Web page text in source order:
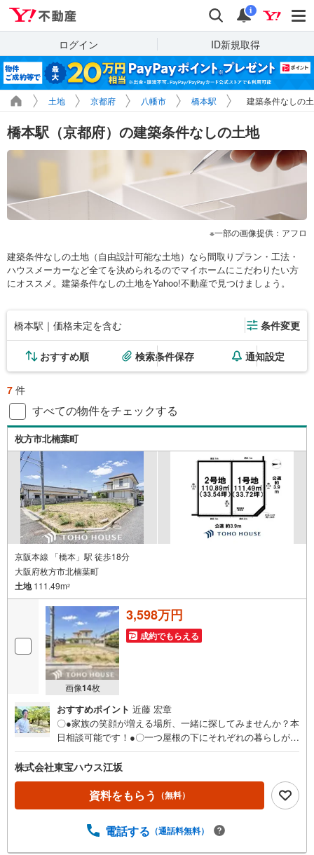
検索 通知
i
ログイン ID新規取得
土地 京都府 八幡市 橋本駅 建築条件なしの
橋本駅（京都府）の建築条件なしの土地
一部の画像提供：アフロ
建築条件なしの土地（自由設計可能な土地）なら間取りプラン・工法・
ハウスメーカーなど全てを決められるのでマイホームにこだわりたい方
にオススメ。建築条件なしの土地をYahoo!不動産で見つけましょう。
橋本駅｜価格未定を含む 条件変更
おすすめ順 検索条件保存 通知設定
7 件
すべての物件をチェックする
枚方市北楠葉町
京阪本線 「橋本」駅 徒歩18分
大阪府枚方市北楠葉町
土地111.49m2
画像14枚
3,598万円
成約でもらえる
おすすめポイント 近藤 宏章
〇●家族の笑顔が増える場所、一緒に探してみませんか？本
日相談可能です！●〇一つ屋根の下にそれぞれの暮らしがあ
こそ、そのベースはシンプルであるべきだと思う。なぜな
ら、時の流れで人の好みは変わっていくものだから。■ご予
約いただくとご見学がスムーズです！【営業時間9:00～21:
00】ご見学希望のお客様:右上の「室内・現地を見学する」
料をもらう」をクリックして下さい。【東宝ハウス江坂の
株式会社東宝ハウス江坂
資料をもらう （無料）
電話する （通話料無料）